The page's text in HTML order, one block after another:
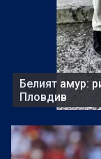
Белият амур:
Пловдив